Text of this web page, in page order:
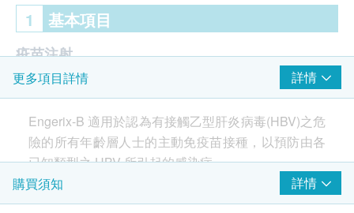
1 基本項目
疫苗注射
由註冊醫生/醫護人員負責注射程序
乙型肝炎疫苗 (3針)
更多項目詳情 詳情
Engerix-B 適用於認為有接觸乙型肝炎病毒(HBV)之危
險的所有年齡層人士的主動免疫苗接種，以預防由各
已知類型之 HBV 所引起的感染症。
注意事項:
購買須知 詳情